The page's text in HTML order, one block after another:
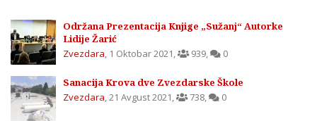
Održana Prezentacija Knjige „Sužanj“ Autorke
Lidije Žarić
Zvezdara, 1 Oktobar 2021, 939, 0
Sanacija Krova dve Zvezdarske Škole
Zvezdara,21 Avgust 2021, 738, 0